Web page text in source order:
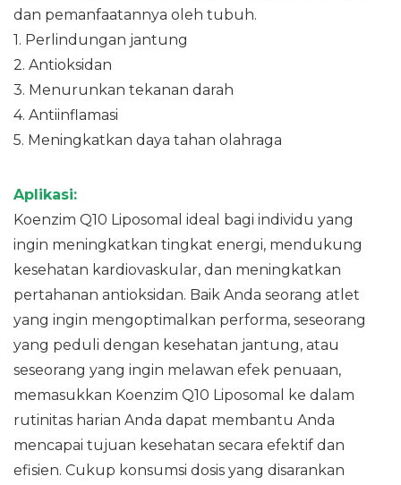
dan pemanfaatannya oleh tubuh.
1. Perlindungan jantung
2. Antioksidan
3. Menurunkan tekanan darah
4. Antiinflamasi
5. Meningkatkan daya tahan olahraga
Aplikasi:
Koenzim Q10 Liposomal ideal bagi individu yang
ingin meningkatkan tingkat energi, mendukung
kesehatan kardiovaskular, dan meningkatkan
pertahanan antioksidan. Baik Anda seorang atlet
yang ingin mengoptimalkan performa, seseorang
yang peduli dengan kesehatan jantung, atau
seseorang yang ingin melawan efek penuaan,
memasukkan Koenzim Q10 Liposomal ke dalam
rutinitas harian Anda dapat membantu Anda
mencapai tujuan kesehatan secara efektif dan
efisien. Cukup konsumsi dosis yang disarankan